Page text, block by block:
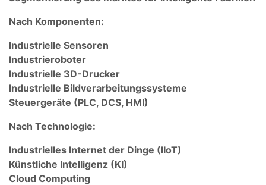
Nach Komponenten:
Industrielle Sensoren
Industrieroboter
Industrielle 3D-Drucker
Industrielle Bildverarbeitungssysteme
Steuergeräte (PLC, DCS, HMI)
Nach Technologie:
Industrielles Internet der Dinge (IIoT)
Künstliche Intelligenz (KI)
Cloud Computing